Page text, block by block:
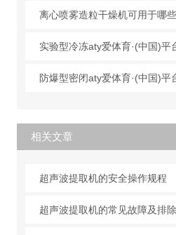
离心喷雾造粒干燥机可用于哪
实验型冷冻aty爱体育·(中国)平
防爆型密闭aty爱体育·(中国)平
相关文章
超声波提取机的安全操作规程
超声波提取机的常见故障及排